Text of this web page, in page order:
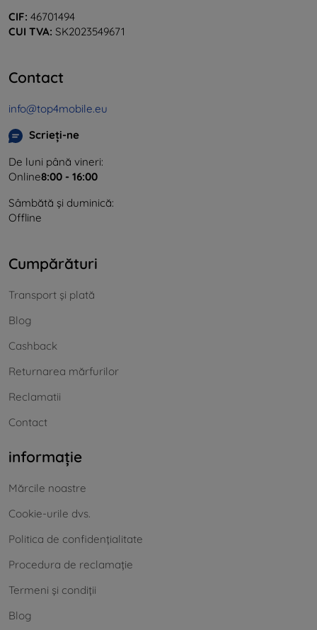
CIF: 46701494
CUI TVA: SK2023549671
Contact
info@top4mobile.eu
Scrieți-ne
De luni până vineri:
Online8:00 - 16:00
Sâmbătă și duminică:
Offline
Cumpărături
Transport și plată
Blog
Cashback
Returnarea mărfurilor
Reclamatii
Contact
informație
Mărcile noastre
Cookie-urile dvs.
Politica de confidențialitate
Procedura de reclamație
Termeni și condiții
Blog